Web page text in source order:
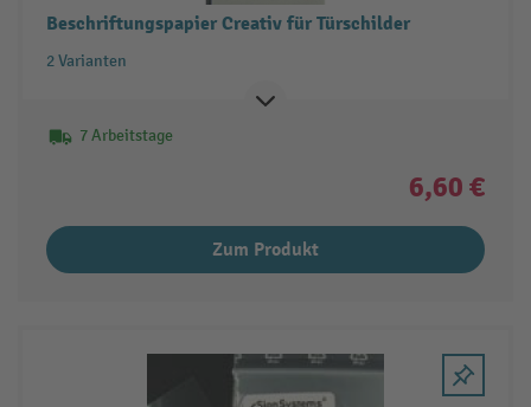
Beschriftungspapier Creativ für Türschilder
2 Varianten
7 Arbeitstage
6,60 €
Zum Produkt